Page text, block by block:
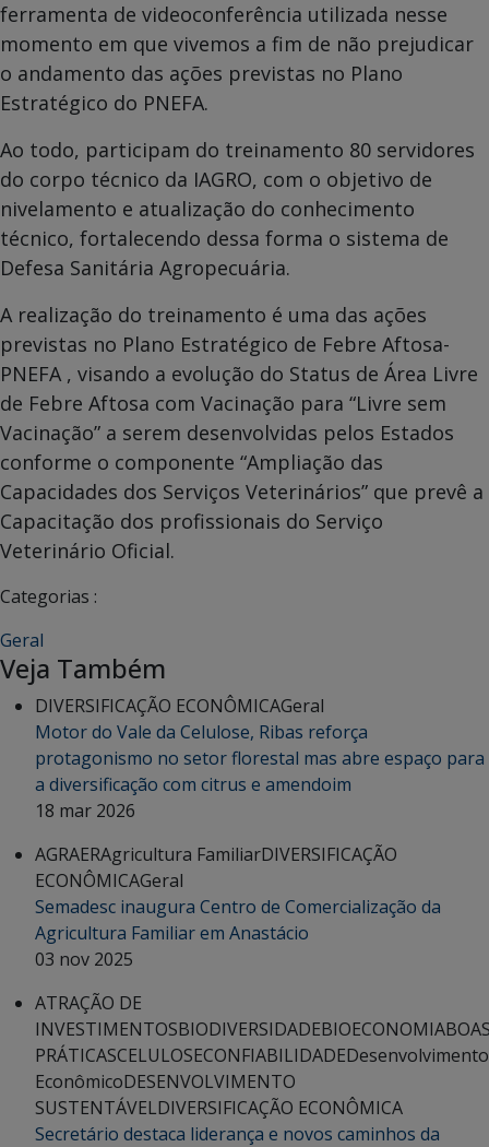
ferramenta de videoconferência utilizada nesse
momento em que vivemos a fim de não prejudicar
o andamento das ações previstas no Plano
Estratégico do PNEFA.
Ao todo, participam do treinamento 80 servidores
do corpo técnico da IAGRO, com o objetivo de
nivelamento e atualização do conhecimento
técnico, fortalecendo dessa forma o sistema de
Defesa Sanitária Agropecuária.
A realização do treinamento é uma das ações
previstas no Plano Estratégico de Febre Aftosa-
PNEFA , visando a evolução do Status de Área Livre
de Febre Aftosa com Vacinação para “Livre sem
Vacinação” a serem desenvolvidas pelos Estados
conforme o componente “Ampliação das
Capacidades dos Serviços Veterinários” que prevê a
Capacitação dos profissionais do Serviço
Veterinário Oficial.
Categorias :
Geral
Veja Também
DIVERSIFICAÇÃO ECONÔMICAGeral
Motor do Vale da Celulose, Ribas reforça
protagonismo no setor florestal mas abre espaço para
a diversificação com citrus e amendoim
18 mar 2026
AGRAERAgricultura FamiliarDIVERSIFICAÇÃO
ECONÔMICAGeral
Semadesc inaugura Centro de Comercialização da
Agricultura Familiar em Anastácio
03 nov 2025
ATRAÇÃO DE
INVESTIMENTOSBIODIVERSIDADEBIOECONOMIA
PRÁTICASCELULOSECONFIABILIDADEDesenvolvimento
EconômicoDESENVOLVIMENTO
SUSTENTÁVELDIVERSIFICAÇÃO ECONÔMICA
Secretário destaca liderança e novos caminhos da